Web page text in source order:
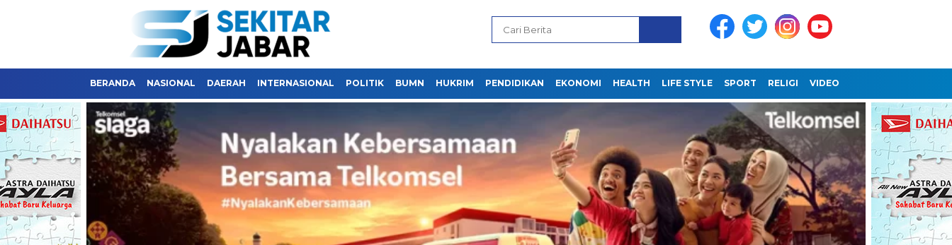
BERANDA NASIONAL DAERAH INTERNASIONAL POLITIK BUMN HUKRIM PENDIDIKAN EKONOMI HEALTH LIFE STYLE SPORT RELIGI VIDEO